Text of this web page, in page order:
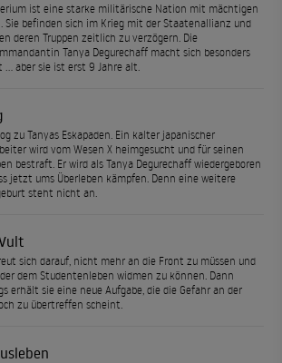
ist eine starke militärische Nation mit mächtigen
Sie befinden sich im Krieg mit der Staatenallianz und
deren Truppen zeitlich zu verzögern. Die
Tanya Degurechaff macht sich besonders
... aber sie ist erst 9 Jahre alt.
zu Tanyas Eskapaden. Ein kalter japanischer
wird vom Wesen X heimgesucht und für seinen
bestraft. Er wird als Tanya Degurechaff wiedergeboren
jetzt ums Überleben kämpfen. Denn eine weitere
steht nicht an.
sich darauf, nicht mehr an die Front zu müssen und
dem Studentenleben widmen zu können. Dann
erhält sie eine neue Aufgabe, die die Gefahr an der
zu übertreffen scheint.